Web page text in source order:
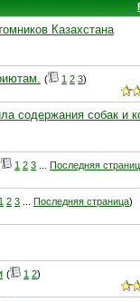
Казахстана
( 1 2 3)
содержания собак и
1 2 3
Последняя
1 2 3 Последняя страница)
( 1 2)